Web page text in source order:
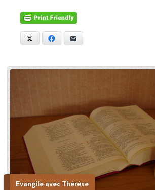
Facebook
Evangile avec Thérèse